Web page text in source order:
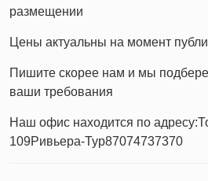
размещении
️Цены актуальны на момент
Пишите скорее нам и мы
ваши требования
Наш офис находится по адресу:
109Ривьера-Тур87074737370